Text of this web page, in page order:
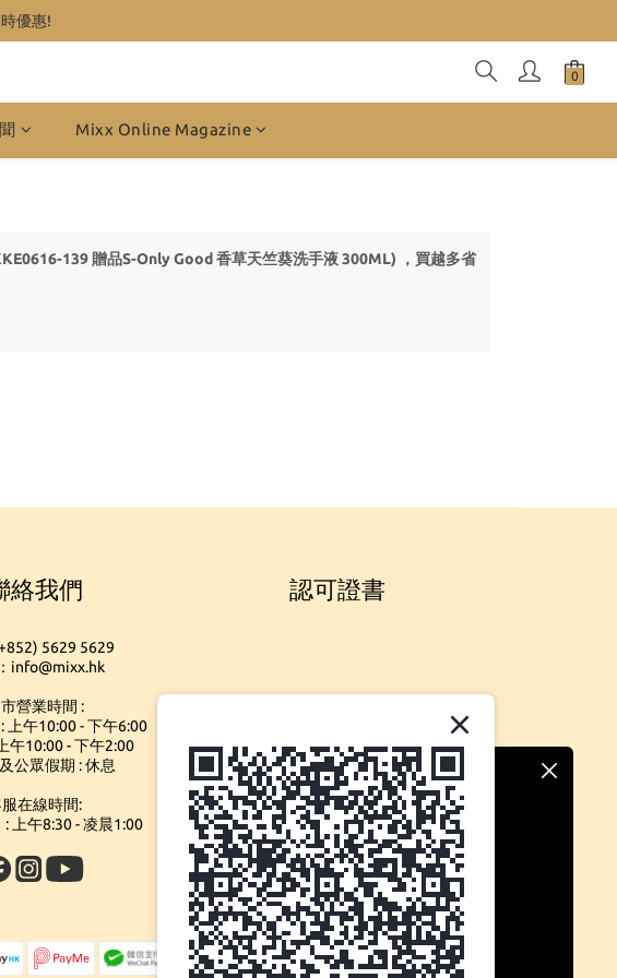
優惠!
Mixx Online Magazine
139 贈品S-Only Good 香草天竺葵洗手液 300ML) ，買越多省
絡我們
5629 5629
info@mixx.hk
營業時間 :
上午10:00 - 下午6:00
午10:00 - 下午2:00
公眾假期 : 休息
在線時間:
: 上午8:30 - 凌晨1:00
認可證書